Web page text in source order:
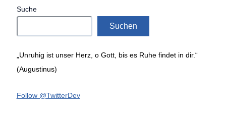
Suche
Suchen
„Unruhig ist unser Herz, o Gott, bis es Ruhe findet in dir.“
(Augustinus)
Follow @TwitterDev